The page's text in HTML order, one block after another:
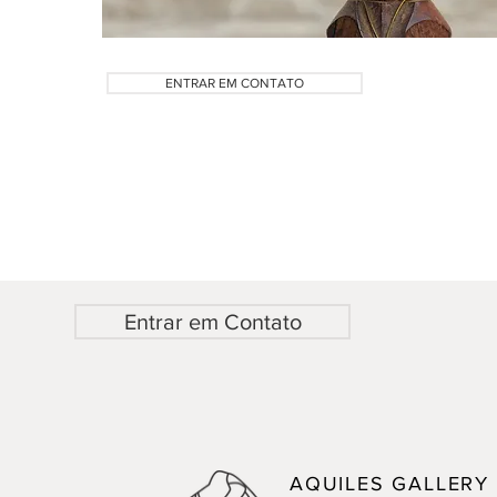
ENTRAR EM CONTATO
Entrar em Contato
AQUILES GALLERY